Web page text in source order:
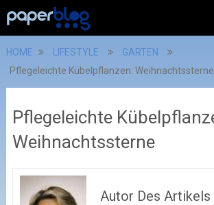
HOME LIFESTYLE
GARTEN
Pflegeleichte Kübelpflanzen: Weihnachtssterne
Pflegeleichte
Weihnachtssterne
Autor Des Artikels